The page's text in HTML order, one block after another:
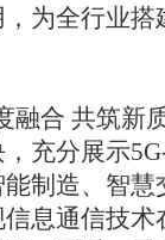
为全行业
合 共筑新
充分展示
制造、智慧
息通信技术